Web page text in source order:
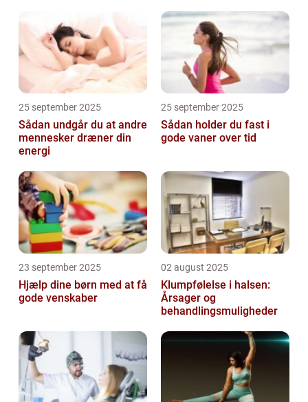
25 september 2025
Sådan undgår du at andre
mennesker dræner din
energi
25 september 2025
Sådan holder du fast i
gode vaner over tid
23 september 2025
Hjælp dine børn med at få
gode venskaber
02 august 2025
Klumpfølelse i halsen:
Årsager og
behandlingsmuligheder